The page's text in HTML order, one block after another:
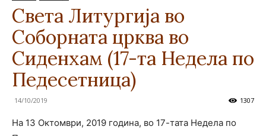
Света Литургија во
Соборната црква во
Сиденхам (17-та Недела по
Педесетница)
14/10/2019 1307
На 13 Октомври, 2019 година, во 17-тата Недела по